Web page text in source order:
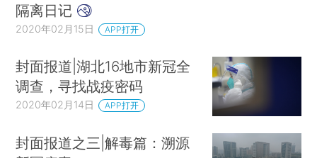
隔离日记
2020年02月15日 APP打开
封面报道|湖北16地市新冠全
调查，寻找战疫密码
2020年02月14日 APP打开
封面报道之三|解毒篇：溯源